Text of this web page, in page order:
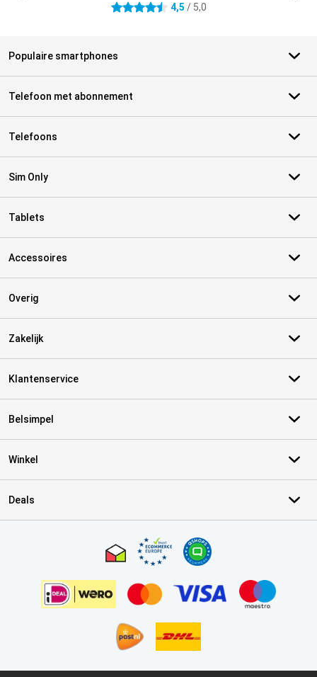
4.5 sterren 4,5 / 5,0
Populaire smartphones
Telefoon met abonnement
Telefoons
Sim Only
Tablets
Accessoires
Overig
Zakelijk
Klantenservice
Belsimpel
Winkel
Deals